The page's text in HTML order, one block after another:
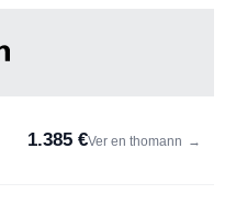
1.385 €Ver en thomann →